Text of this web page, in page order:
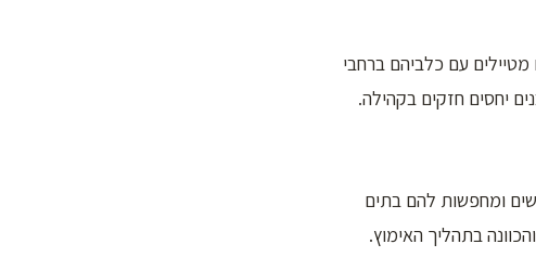
עם כלביהם ברחבי
יחסים חזקים בקהילה.
ומחפשות להם בתים
בתהליך האימוץ.